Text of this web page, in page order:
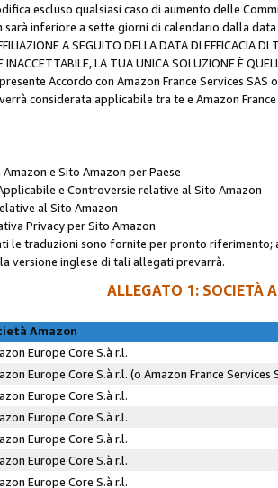
escluso qualsiasi caso di aumento delle
sarà inferiore a sette giorni di calendario dalla data
A SEGUITO DELLA DATA DI EFFICACIA
INACCETTABILE, LA TUA UNICA SOLUZIONE È
Accordo con Amazon France Services
considerata applicabile tra te e Amazon
e Sito Amazon per Paese
e Controversie relative al Sito Amazon
al Sito Amazon
Privacy per Sito Amazon
le traduzioni sono fornite per pronto riferimento;
versione inglese di tali allegati prevarrà.
ALLEGATO 1: SOCIETÀ
Amazon
Europe Core S.à r.l.
Europe Core S.à r.l. (o Amazon France
Europe Core S.à r.l.
Europe Core S.à r.l.
Europe Core S.à r.l.
Europe Core S.à r.l.
Europe Core S.à r.l.